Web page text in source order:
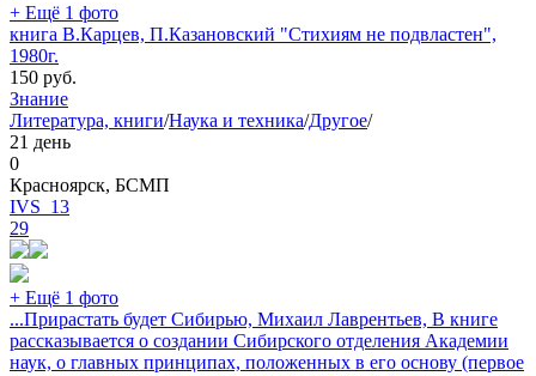
+ Ещё 1 фото
книга В.Карцев, П.Казановский "Стихиям не подвластен",
1980г.
150 руб.
Знание
Литература, книги/Наука и техника/Другое/
21 день
0
Красноярск, БСМП
IVS_13
29
+ Ещё 1 фото
...Прирастать будет Сибирью, Михаил Лаврентьев, В книге
рассказывается о создании Сибирского отделения Академии
наук, о главных принципах, положенных в его основу (первое